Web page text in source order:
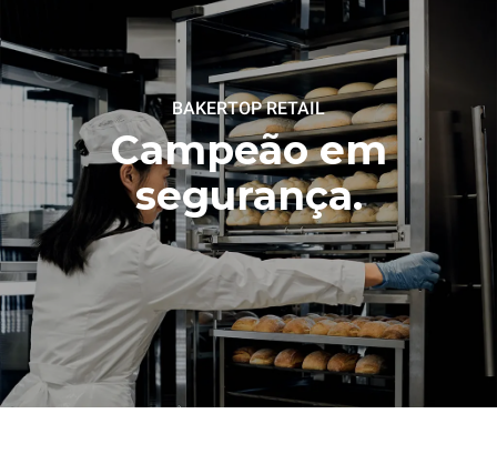
BAKERTOP RETAIL
Campeão em
segurança.